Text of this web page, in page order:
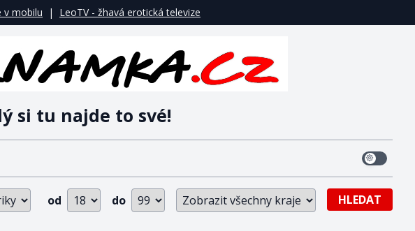
v mobilu | LeoTV - žhavá erotická televize
si tu najde to své!
od do HLEDAT